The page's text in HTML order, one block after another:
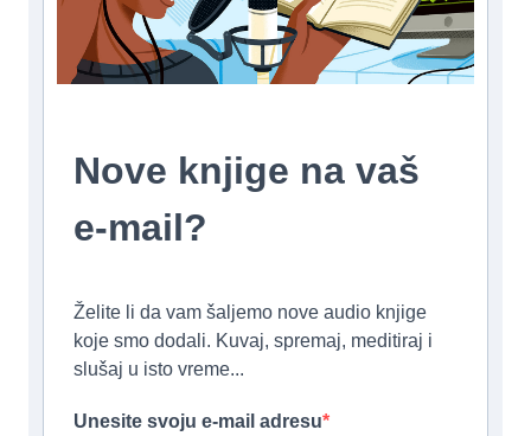
Nove knjige na vaš
e-mail?
Želite li da vam šaljemo nove audio knjige
koje smo dodali. Kuvaj, spremaj, meditiraj i
slušaj u isto vreme...
Unesite svoju e-mail adresu